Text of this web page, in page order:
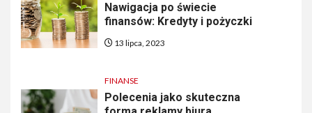
Nawigacja po świecie
finansów: Kredyty i pożyczki
13 lipca, 2023
FINANSE
Polecenia jako skuteczna